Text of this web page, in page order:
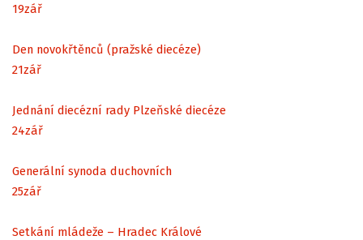
19zář
Den novokřtěnců (pražské diecéze)
21zář
Jednání diecézní rady Plzeňské diecéze
24zář
Generální synoda duchovních
25zář
Setkání mládeže – Hradec Králové